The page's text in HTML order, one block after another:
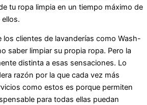
tu ropa limpia en un tiempo máximo de
clientes de lavanderías como Wash-
saber limpiar su propia ropa. Pero la
distinta a esas sensaciones. Lo
razón por la que cada vez más
como estos es porque permiten
para todas ellas puedan